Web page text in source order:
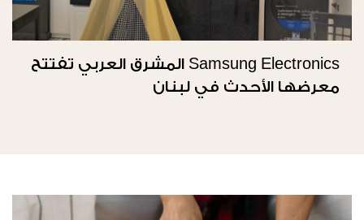
Samsung Electronics المشرق العربي تفتتح
معرضها الأحدث في لبنان